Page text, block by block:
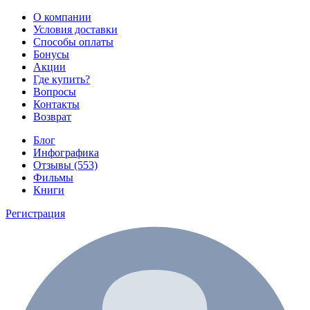
О компании
Условия доставки
Способы оплаты
Бонусы
Акции
Где купить?
Вопросы
Контакты
Возврат
Блог
Инфографика
Отзывы (553)
Фильмы
Книги
Регистрация